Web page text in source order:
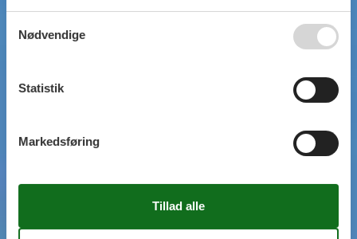
Nødvendige
Statistik
Markedsføring